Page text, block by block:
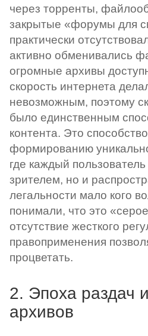
через торренты,
закрытые «форумы для
практически
активно обменивались
огромные архивы
скорость интернета
невозможным, поэтому
было единственным
контента. Это
формированию
где каждый
зрителем, но и
легальности мало кого
понимали, что это
отсутствие жесткого
правоприменения
процветать.
2. Эпоха раздач
архивов